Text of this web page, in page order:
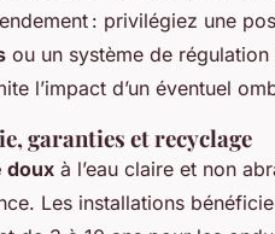
: privilégiez une
ou un système de
l’impact d’un éventuel
garanties et recyclage
doux à l’eau claire et non
Les installations